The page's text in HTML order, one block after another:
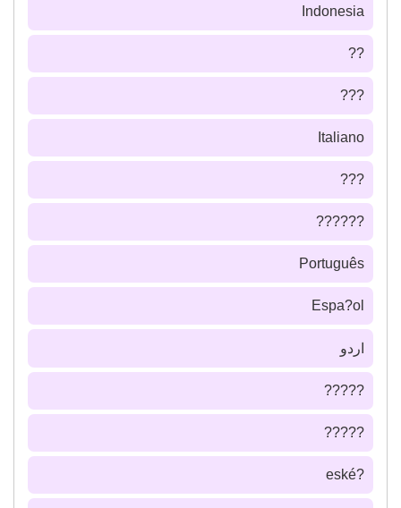
Indonesia
??
???
Italiano
???
??????
Português
Espa?ol
اردو
?????
?????
?eské